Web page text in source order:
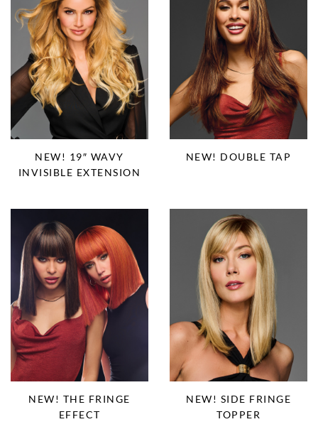
NEW! 19″ WAVY
INVISIBLE EXTENSION
NEW! DOUBLE TAP
NEW! THE FRINGE
EFFECT
NEW! SIDE FRINGE
TOPPER